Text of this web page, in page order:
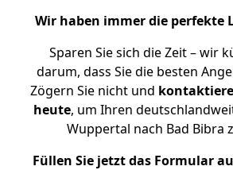
Wir haben immer die perfekte
Sparen Sie sich die Zeit – wir
darum, dass Sie die besten
Zögern Sie nicht und
heute, um Ihren
Wuppertal nach Bad Bibra
Füllen Sie jetzt das Formular